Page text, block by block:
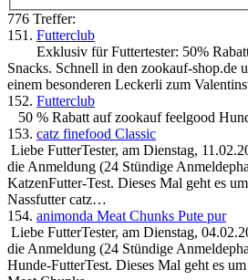
776 Treffer:
151. Futterclub
Exklusiv für Futtertester: 50%
Snacks. Schnell in den zookauf-shop.de
einem besonderen Leckerli zum
152. Futterclub
50 % Rabatt auf zookauf feelgood
153. catz finefood Classic
Liebe FutterTester, am Dienstag,
die Anmeldung (24 Stündige
KatzenFutter-Test. Dieses Mal geht es
Nassfutter catz…
154. animonda Meat Chunks Pute pur
Liebe FutterTester, am Dienstag,
die Anmeldung (24 Stündige
Hunde-FutterTest. Dieses Mal geht es